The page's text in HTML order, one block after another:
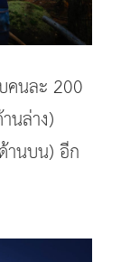
คนละ 200
นล่าง)
านบน) อีก